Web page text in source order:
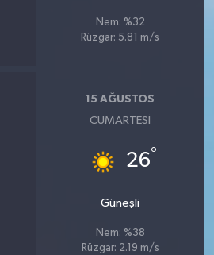
Nem: %32
Rüzgar: 5.81 m/s
15 AĞUSTOS
CUMARTESI
26°
Güneşli
Nem: %38
Rüzgar: 2.19 m/s